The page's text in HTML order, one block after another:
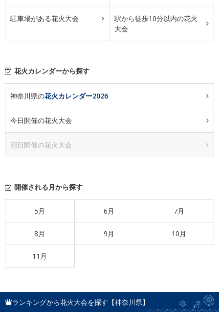
駐車場がある花火大会
駅から徒歩10分以内の花火
大会
花火カレンダーから探す
神奈川県の花火カレンダー2026
今日開催の花火大会
明日開催の花火大会
開催される月から探す
5月 6月 7月
8月 9月 10月
11月
ランキングから花火大会を探す【神奈川県】